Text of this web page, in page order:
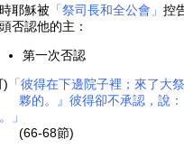
耶穌被 「祭司長和全公會」控
否認他的主：
第一次否認
) 「彼得在下邊院子裡；來了大
的。』彼得卻不承認，說：
」
(66-68節)